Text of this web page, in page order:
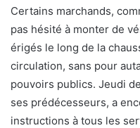
Certains marchands,
pas hésité à monter de
érigés le long de la
circulation, sans pour
pouvoirs publics. Jeudi
ses prédécesseurs, a
instructions à tous les